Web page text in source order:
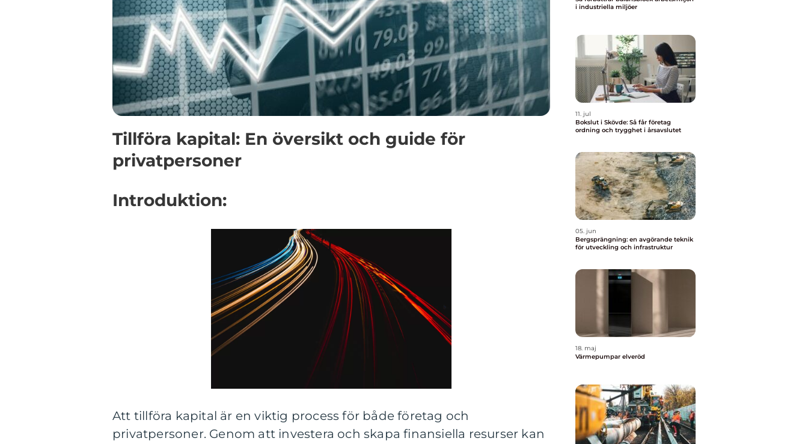
Tillföra kapital: En översikt och guide för
privatpersoner
Introduktion:
Att tillföra kapital är en viktig process för både företag och
privatpersoner. Genom att investera och skapa finansiella resurser kan
i industriella miljöer
11. jul
Bokslut i Skövde: Så får företag
ordning och trygghet i årsavslutet
05. jun
Bergsprängning: en avgörande teknik
för utveckling och infrastruktur
18. maj
Värmepumpar elveröd